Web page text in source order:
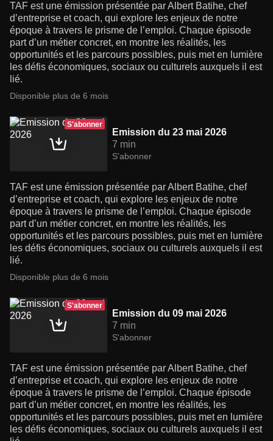
TAF est une émission présentée par Albert Batihe, chef
d’entreprise et coach, qui explore les enjeux de notre
époque à travers le prisme de l’emploi. Chaque épisode
part d’un métier concret, en montre les réalités, les
opportunités et les parcours possibles, puis met en lumière
les défis économiques, sociaux ou culturels auxquels il est
lié.
Disponible plus de 6 mois
S'abonner
Emission du 23 mai 2026
7 min
S'abonner
TAF est une émission présentée par Albert Batihe, chef
d’entreprise et coach, qui explore les enjeux de notre
époque à travers le prisme de l’emploi. Chaque épisode
part d’un métier concret, en montre les réalités, les
opportunités et les parcours possibles, puis met en lumière
les défis économiques, sociaux ou culturels auxquels il est
lié.
Disponible plus de 6 mois
S'abonner
Emission du 09 mai 2026
7 min
S'abonner
TAF est une émission présentée par Albert Batihe, chef
d’entreprise et coach, qui explore les enjeux de notre
époque à travers le prisme de l’emploi. Chaque épisode
part d’un métier concret, en montre les réalités, les
opportunités et les parcours possibles, puis met en lumière
les défis économiques, sociaux ou culturels auxquels il est